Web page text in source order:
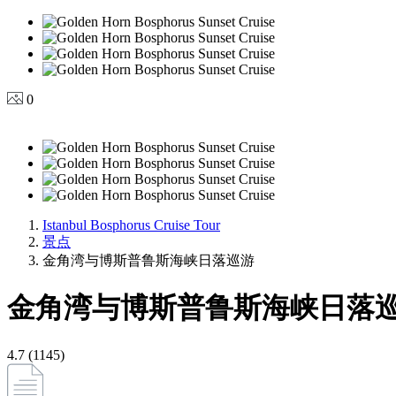
0
Istanbul Bosphorus Cruise Tour
景点
金角湾与博斯普鲁斯海峡日落巡游
金角湾与博斯普鲁斯海峡日落
4.7 (1145)